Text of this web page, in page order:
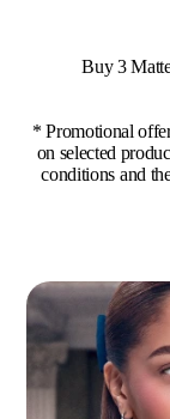
Buy 3
* Promotional
on selected
conditions and